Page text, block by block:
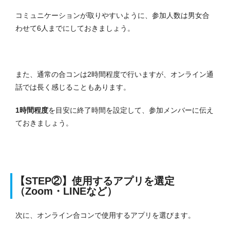
コミュニケーションが取りやすいように、参加人数は男女合
わせて6人までにしておきましょう。
また、通常の合コンは2時間程度で行いますが、オンライン通
話では長く感じることもあります。
1時間程度を目安に終了時間を設定して、参加メンバーに伝え
ておきましょう。
【STEP②】使用するアプリを選定
（Zoom・LINEなど）
次に、オンライン合コンで使用するアプリを選びます。